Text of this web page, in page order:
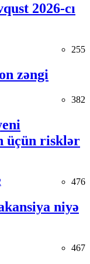
2026-cı
255
zəngi
382
üçün risklər
476
niyə
467